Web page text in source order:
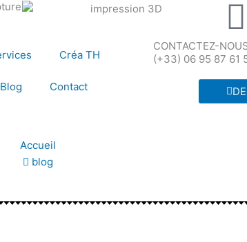
F
Créa TH
Blog Contact
CONTACTEZ-
(+33) 06 95 87 61
Accueil
blog